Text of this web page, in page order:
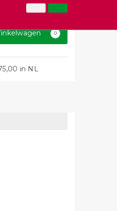
Klantenservice
0
in NL